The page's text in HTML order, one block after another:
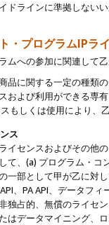
ドラインに準拠しない
・プログラムIPラ
ムへの参加に関連して
品に関する一定の種類
および利用ができる専
もしくは使用により
ス
イセンスおよびその他
て、(a) プログラム・
一部として甲が乙に対
、PA API、データフ
独占的、無償のライセ
はデータマイニング、